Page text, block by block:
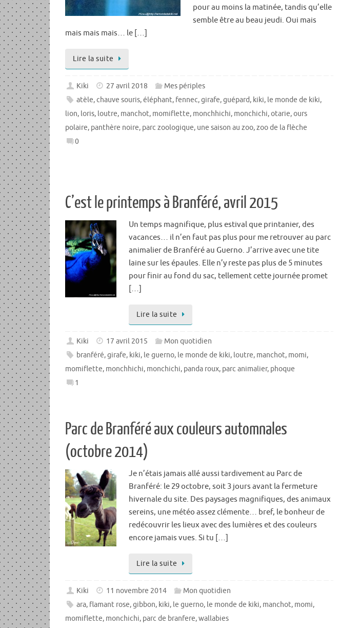
pour au moins la matinée, tandis qu’elle
semble être au beau jeudi. Oui mais
mais mais mais… le […]
Lire la suite
Kiki 27 avril 2018
Mes périples
atèle,chauve souris,éléphant, fennec,girafe,guépard, kiki, le monde de kiki,
lion, loris, loutre, manchot, momiflette, monchhichi, monchichi,otarie,ours
polaire, panthère noire, parc zoologique, une saison au zoo,zoo de la flèche
0
C’est le printemps à Branféré, avril 2015
Un temps magnifique, plus estival que printanier, des
vacances… il n’en faut pas plus pour me retrouver au parc
animalier de Branféré au Guerno. J’arrive avec une tite
laine sur les épaules. Elle n’y reste pas plus de 5 minutes
pour finir au fond du sac, tellement cette journée promet
[…]
Lire la suite
Kiki 17 avril 2015
Mon quotidien
branféré,girafe, kiki, le guerno, le monde de kiki, loutre, manchot, momi,
momiflette, monchhichi, monchichi, panda roux, parc animalier, phoque
1
Parc de Branféré aux couleurs automnales
(octobre 2014)
Je n’étais jamais allé aussi tardivement au Parc de
Branféré: le 29 octobre, soit 3 jours avant la fermeture
hivernale du site. Des paysages magnifiques, des animaux
sereins, une météo assez clémente… bref, le bonheur de
redécouvrir les lieux avec des lumières et des couleurs
encore jamais vues. Si tu […]
Lire la suite
Kiki 11 novembre 2014
Mon quotidien
ara, flamant rose,gibbon, kiki, le guerno, le monde de kiki, manchot, momi,
momiflette, monchichi, parc de branfere,wallabies